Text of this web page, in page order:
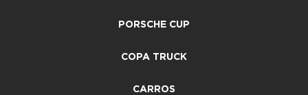
PORSCHE CUP
COPA TRUCK
CARROS